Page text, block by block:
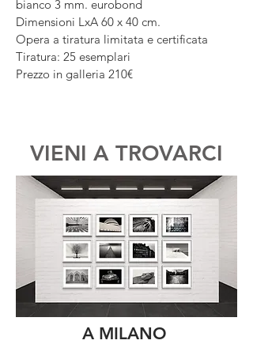
bianco 3 mm. eurobond
Dimensioni LxA 60 x 40 cm.
Opera a tiratura limitata e certificata
Tiratura: 25 esemplari
Prezzo in galleria 210€
VIENI A TROVARCI
A MILANO